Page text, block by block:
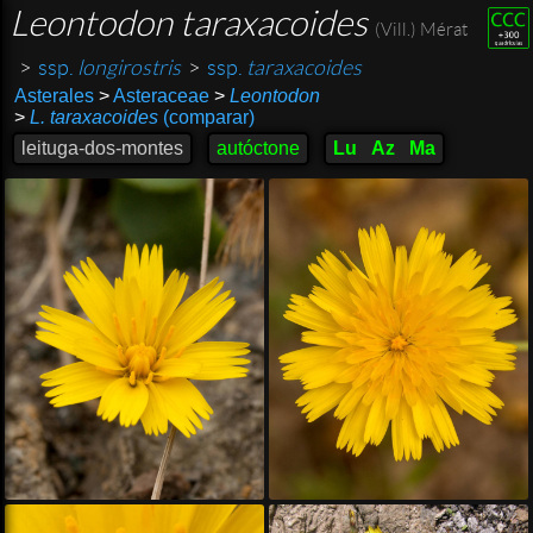
Leontodon taraxacoides (Vill.) Mérat
> ssp. longirostris> ssp. taraxacoides
Asterales >Asteraceae > Leontodon
> L. taraxacoides(comparar)
leituga-dos-montes
autóctone Lu Az Ma